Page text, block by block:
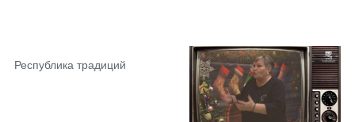
Республика традиций